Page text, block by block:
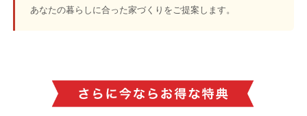
あなたの暮らしに合った家づくりをご提案します。